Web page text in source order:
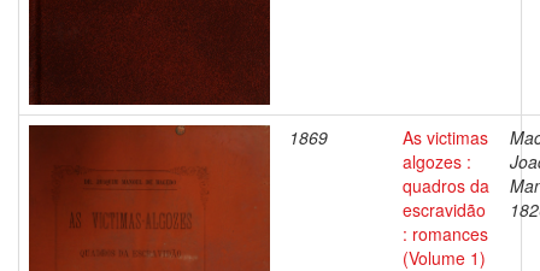
1869
As victimas
algozes :
quadros da
escravidão
: romances
(Volume 1)